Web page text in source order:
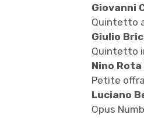
Giovanni
Quintetto
Giulio
Quintetto
Nino Rota
Petite
Luciano
Opus